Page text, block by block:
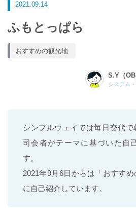
2021.09.14
ふもとっぱら
おすすめの観光地
S.Y（OB
システム
シンプルウェイでは毎日交代で
司会者がテーマに基づいた自
す。
2021年9月6日からは「おすす
に自己紹介しています。